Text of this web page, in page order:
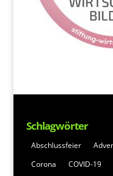
Schlagwörter
Abschlussfeier
Corona
COVID-19